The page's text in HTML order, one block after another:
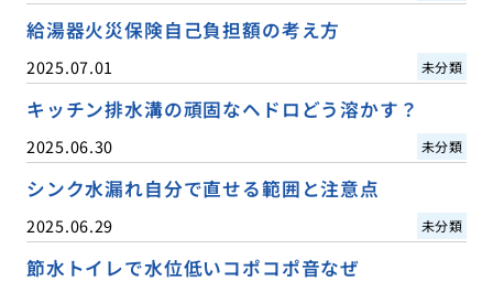
給湯器火災保険自己負担額の考え方
2025.07.01 未分類
キッチン排水溝の頑固なヘドロどう溶かす？
2025.06.30 未分類
シンク水漏れ自分で直せる範囲と注意点
2025.06.29 未分類
節水トイレで水位低いコポコポ音なぜ